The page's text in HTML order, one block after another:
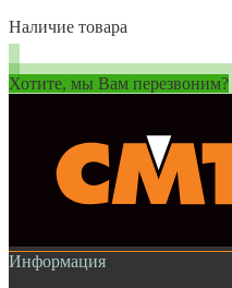
Наличие товара
Хотите, мы Вам перезвоним?
Информация